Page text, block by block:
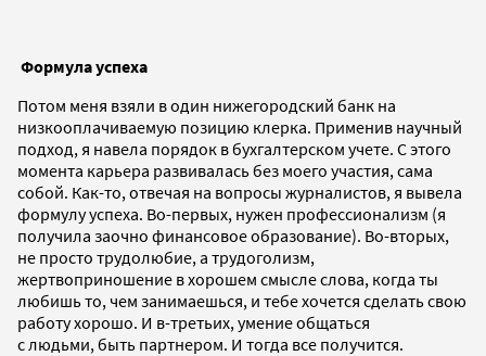
Формула успеха
Потом меня взяли в один нижегородский банк на
низкооплачиваемую позицию клерка. Применив научный
подход, я навела порядок в бухгалтерском учете. С этого
момента карьера развивалась без моего участия, сама
собой. Как-то, отвечая на вопросы журналистов, я вывела
формулу успеха. Во-первых, нужен профессионализм (я
получила заочно финансовое образование). Во-вторых,
не просто трудолюбие, а трудоголизм,
жертвоприношение в хорошем смысле слова, когда ты
любишь то, чем занимаешься, и тебе хочется сделать свою
работу хорошо. И в-третьих, умение общаться
с людьми, быть партнером. И тогда все получится.